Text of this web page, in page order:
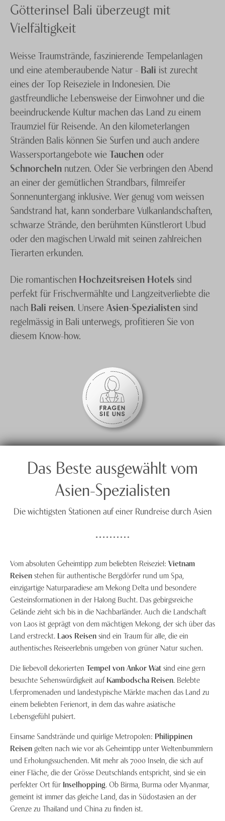
Götterinsel Bali überzeugt mit
Vielfältigkeit
Weisse Traumstrände, faszinierende Tempelanlagen
und eine atemberaubende Natur - Bali ist zurecht
eines der Top Reiseziele in Indonesien. Die
gastfreundliche Lebensweise der Einwohner und die
beeindruckende Kultur machen das Land zu einem
Traumziel für Reisende. An den kilometerlangen
Stränden Balis können Sie Surfen und auch andere
Wassersportangebote wieTauchenoder
Schnorcheln nutzen. Oder Sie verbringen den Abend
an einer der gemütlichen Strandbars, filmreifer
Sonnenuntergang inklusive. Wer genug vom weissen
Sandstrand hat, kann sonderbare Vulkanlandschaften,
schwarze Strände, den berühmten Künstlerort Ubud
oder den magischen Urwald mit seinen zahlreichen
Tierarten erkunden.
Die romantischen Hochzeitsreisen Hotelssind
perfekt für Frischvermählte und Langzeitverliebte die
nach Bali reisen. UnsereAsien-Spezialistensind
regelmässig in Bali unterwegs, profitieren Sie von
diesem Know-how.
Das Beste ausgewählt vom
Asien-Spezialisten
Die wichtigsten Stationen auf einer Rundreise durch Asien
Vom absoluten Geheimtipp zum beliebten Reiseziel: Vietnam
Reisenstehen für authentische Bergdörfer rund um Spa,
einzigartige Naturparadiese am Mekong Delta und besondere
Gesteinsformationen in der Halong Bucht. Das gebirgsreiche
Gelände zieht sich bis in die Nachbarländer. Auch die Landschaft
von Laos ist geprägt von dem mächtigen Mekong, der sich über das
Land erstreckt. Laos Reisensind ein Traum für alle, die ein
authentisches Reiseerlebnis umgeben von grüner Natur suchen.
Die liebevoll dekorierten Tempel von Ankor Watsind eine gern
besuchte Sehenswürdigkeit aufKambodscha Reisen. Belebte
Uferpromenaden und landestypische Märkte machen das Land zu
einem beliebten Ferienort, in dem das wahre asiatische
Lebensgefühl pulsiert.
Einsame Sandstrände und quirlige Metropolen: Philippinen
Reisengelten nach wie vor als Geheimtipp unter Weltenbummlern
und Erholungssuchenden. Mit mehr als 7000 Inseln, die sich auf
einer Fläche, die der Grösse Deutschlands entspricht, sind sie ein
perfekter Ort für Inselhopping. Ob Birma, Burma oder Myanmar,
gemeint ist immer das gleiche Land, das in Südostasien an der
Grenze zu Thailand und China zu finden ist.